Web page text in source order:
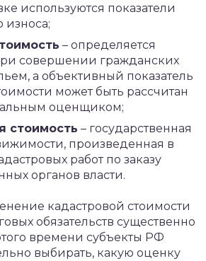
используются показатели
износа;
– определяется
совершении гражданских
а объективный показатель
может быть рассчитан
оценщиком;
стоимость – государственная
произведенная в
работ по заказу
органов власти.
кадастровой стоимости
обязательств существенно
времени субъекты РФ
выбирать, какую оценку